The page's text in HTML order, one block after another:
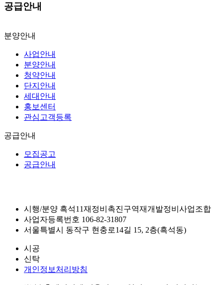
공급안내
분양안내
사업안내
분양안내
청약안내
단지안내
세대안내
홍보센터
관심고객등록
공급안내
모집공고
공급안내
시행/분양 흑석11재정비촉진구역재개발정비사업조합
사업자등록번호 106-82-31807
서울특별시 동작구 현충로14길 15, 2층(흑석동)
시공
신탁
개인정보처리방침